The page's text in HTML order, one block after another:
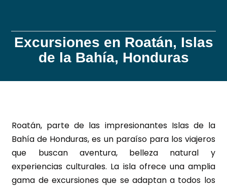
Excursiones en Roatán, Islas
de la Bahía, Honduras
Roatán, parte de las impresionantes Islas de la
Bahía de Honduras, es un paraíso para los viajeros
que buscan aventura, belleza natural y
experiencias culturales. La isla ofrece una amplia
gama de excursiones que se adaptan a todos los